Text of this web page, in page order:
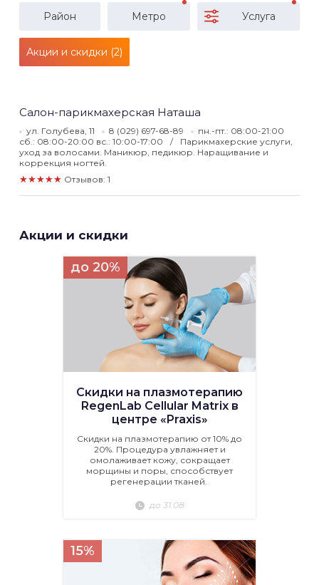
Район Метро Услуга
Акции и скидки (2)
Салон-парикмахерская Наташа
ул. Голубева, 11 8 (029) 697-68-89
пн.-пт.: 08:00-21:00
сб.: 08:00-20:00 вс.: 10:00-17:00
Парикмахерские услуги,
уход за волосами. Маникюр, педикюр. Наращивание и
коррекция ногтей.
★★★★★ Отзывов: 1
Акции и скидки
до 20%
Скидки на плазмотерапию
RegenLab Cellular Matrix в
центре «Praxis»
Скидки на плазмотерапию от 10% до
20%. Процедура увлажняет и
омолаживает кожу, сокращает
морщины и поры, способствует
регенерации тканей.
до 31.08
15%